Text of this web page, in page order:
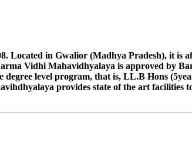
Located in Gwalior (Madhya Pradesh), it
Vidhi Mahavidhyalaya is approved by
level program, that is, LL.B Hons
provides state of the art facilities